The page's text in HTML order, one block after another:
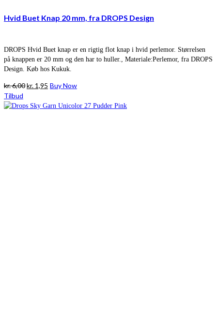
Hvid Buet Knap 20 mm, fra DROPS Design
DROPS Hvid Buet knap er en rigtig flot knap i hvid perlemor. Størrelsen
på knappen er 20 mm og den har to huller., Materiale:Perlemor, fra DROPS
Design. Køb hos Kukuk.
kr.6,00Den
pris
kr. 1,95 Den
pris
Buy Now
Tilbud